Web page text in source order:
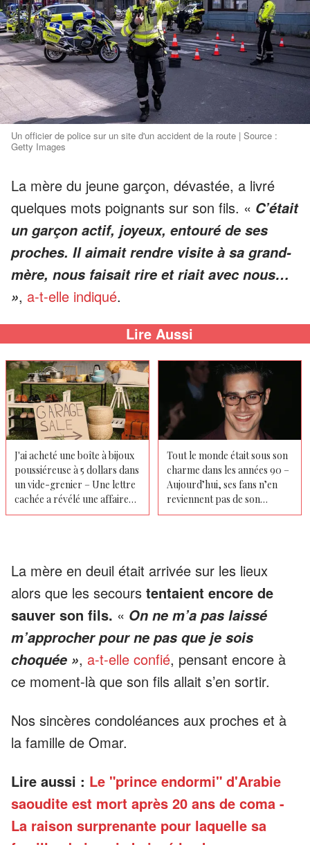
Un officier de police sur un site d'un accident de la route | Source :
Getty Images
La mère du jeune garçon, dévastée, a livré
quelques mots poignants sur son fils. « C’était
un garçon actif, joyeux, entouré de ses
proches. Il aimait rendre visite à sa grand-
mère, nous faisait rire et riait avec nous…
», a-t-elle indiqué.
Lire Aussi
J'ai acheté une boîte à bijoux
poussiéreuse à 5 dollars dans
un vide-grenier – Une lettre
cachée a révélé une affaire
privée liée à ma famille
Tout le monde était sous son
charme dans les années 90 –
Aujourd’hui, ses fans n’en
reviennent pas de son
changement physique
La mère en deuil était arrivée sur les lieux
alors que les secours tentaient encore de
sauver son fils. « On ne m’a pas laissé
m’approcher pour ne pas que je sois
choquée », a-t-elle confié, pensant encore à
ce moment-là que son fils allait s’en sortir.
Nos sincères condoléances aux proches et à
la famille de Omar.
Lire aussi : Le "prince endormi" d'Arabie
saoudite est mort après 20 ans de coma -
La raison surprenante pour laquelle sa